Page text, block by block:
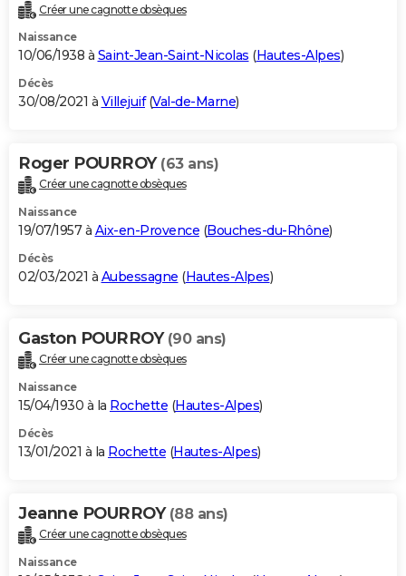
Créer une cagnotte obsèques
Naissance
10/06/1938 à Saint-Jean-Saint-Nicolas (Hautes-Alpes)
Décès
30/08/2021 à Villejuif(Val-de-Marne)
Roger POURROY (63 ans)
Créer une cagnotte obsèques
Naissance
19/07/1957 à Aix-en-Provence (Bouches-du-Rhône)
Décès
02/03/2021 à Aubessagne (Hautes-Alpes)
Gaston POURROY (90 ans)
Créer une cagnotte obsèques
Naissance
15/04/1930 à la Rochette (Hautes-Alpes)
Décès
13/01/2021 à la Rochette (Hautes-Alpes)
Jeanne POURROY (88 ans)
Créer une cagnotte obsèques
Naissance